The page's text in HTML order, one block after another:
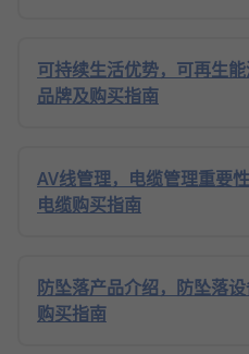
可持续生活优势，可再生
品牌及购买指南
AV线管理，电缆管理重要
电缆购买指南
防坠落产品介绍，防坠落
购买指南